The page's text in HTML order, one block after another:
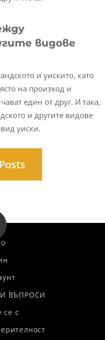
видове
и уискито, като
на произход и
един от друг. И така,
и другите видове
уиски.
ВЪПРОСИ
се с